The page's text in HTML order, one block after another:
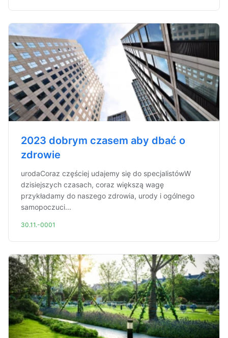
2023 dobrym czasem aby dbać o
zdrowie
urodaCoraz częściej udajemy się do specjalistówW
dzisiejszych czasach, coraz większą wagę
przykładamy do naszego zdrowia, urody i ogólnego
samopoczuci...
30.11.-0001